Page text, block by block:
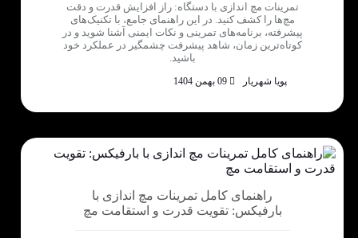
تمرینات مچ اندازی با دستگاه: راز افزایش قدرت و دقت
مچ‌ها را کشف کنید. در این راهنمای جامع، با تکنیک‌های
پیشرفته، برنامه‌های تمرینی و نکات ایمنی آشنا شوید و در
کوتاه‌ترین زمان، شاهد پیشرفت چشمگیر در عملکرد خود
باشید.
پویا شهریار
راهنمای کامل تمرینات مچ اندازی با
بارفیکس: تقویت قدرت و استقامت مچ